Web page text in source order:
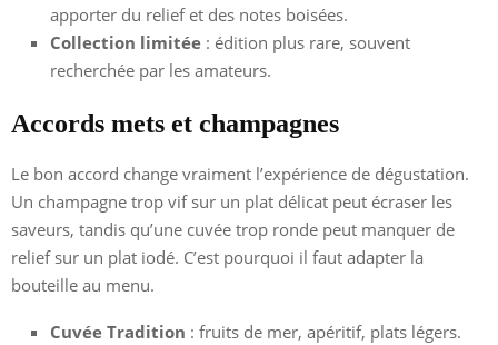
apporter du relief et des notes boisées.
Collection limitée : édition plus rare, souvent
recherchée par les amateurs.
Accords mets et champagnes
Le bon accord change vraiment l’expérience de dégustation.
Un champagne trop vif sur un plat délicat peut écraser les
saveurs, tandis qu’une cuvée trop ronde peut manquer de
relief sur un plat iodé. C’est pourquoi il faut adapter la
bouteille au menu.
Cuvée Tradition : fruits de mer, apéritif, plats légers.